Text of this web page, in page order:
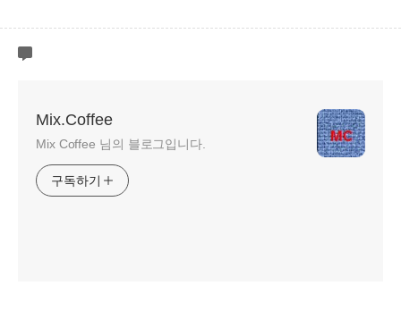
Mix.Coffee
Mix Coffee 님의 블로그입니다.
구독하기